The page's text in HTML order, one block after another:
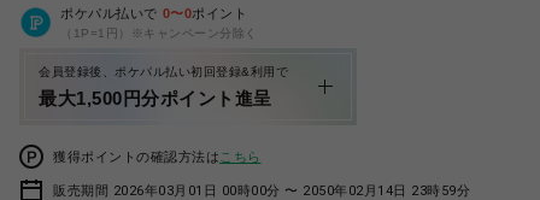
ポケパル払いで 0〜0ポイント
（1P=1円）※キャンペーン分除く
会員登録後、ポケパル払い初回登録&利用で
最大1,500円分ポイント進呈
獲得ポイントの確認方法は こちら
販売期間 2026年03月01日 00時00分 〜 2050年02月14日 23時59分